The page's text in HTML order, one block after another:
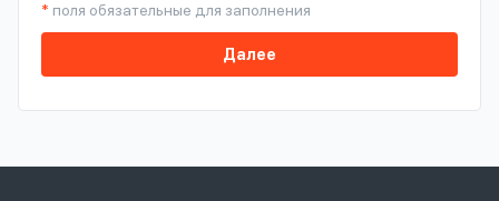
* поля обязательные для заполнения
Далее